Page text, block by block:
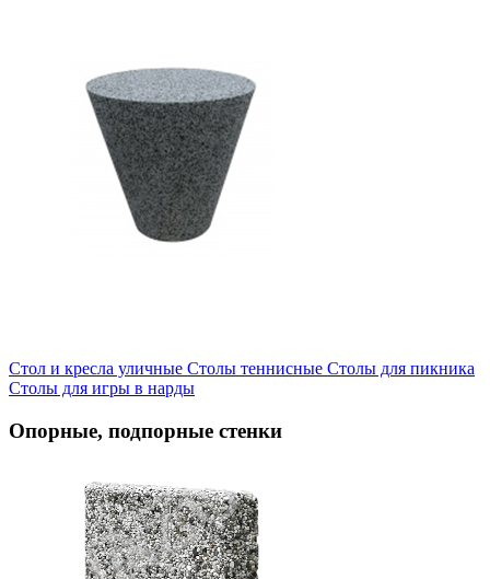
Стол и кресла уличные Cтолы теннисные Столы для пикника
Столы для игры в нарды
Опорные, подпорные стенки